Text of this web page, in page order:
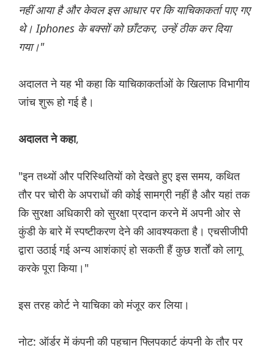
नहीं आया है और केवल इस आधार पर कि याचिकाकर्ता पाए गए
थे। Iphones के बक्सों को छाँटकर, उन्हें ठीक कर दिया
गया।"
अदालत ने यह भी कहा कि याचिकाकर्ताओं के खिलाफ विभागीय
जांच शुरू हो गई है।
अदालत ने कहा,
"इन तथ्यों और परिस्थितियों को देखते हुए इस समय, कथित
तौर पर चोरी के अपराधों की कोई सामग्री नहीं है और यहां तक ​​
कि सुरक्षा अधिकारी को सुरक्षा प्रदान करने में अपनी ओर से
कुंडी के बारे में स्पष्टीकरण देने की आवश्यकता है। एचसीजीपी
द्वारा उठाई गई अन्य आशंकाएं हो सकती हैं कुछ शर्तों को लागू
करके पूरा किया।"
इस तरह कोर्ट ने याचिका को मंजूर कर लिया।
नोट: ऑर्डर में कंपनी की पहचान फ्लिपकार्ट कंपनी के तौर पर